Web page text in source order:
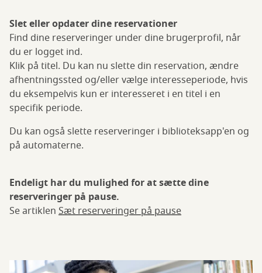
Slet eller opdater dine reservationer
Find dine reserveringer under dine brugerprofil, når
du er logget ind.
Klik på titel. Du kan nu slette din reservation, ændre
afhentningssted og/eller vælge interesseperiode, hvis
du eksempelvis kun er interesseret i en titel i en
specifik periode.
Du kan også slette reserveringer i biblioteksapp'en og
på automaterne.
Endeligt har du mulighed for at sætte dine
reserveringer på pause.
Se artiklen Sæt reserveringer på pause